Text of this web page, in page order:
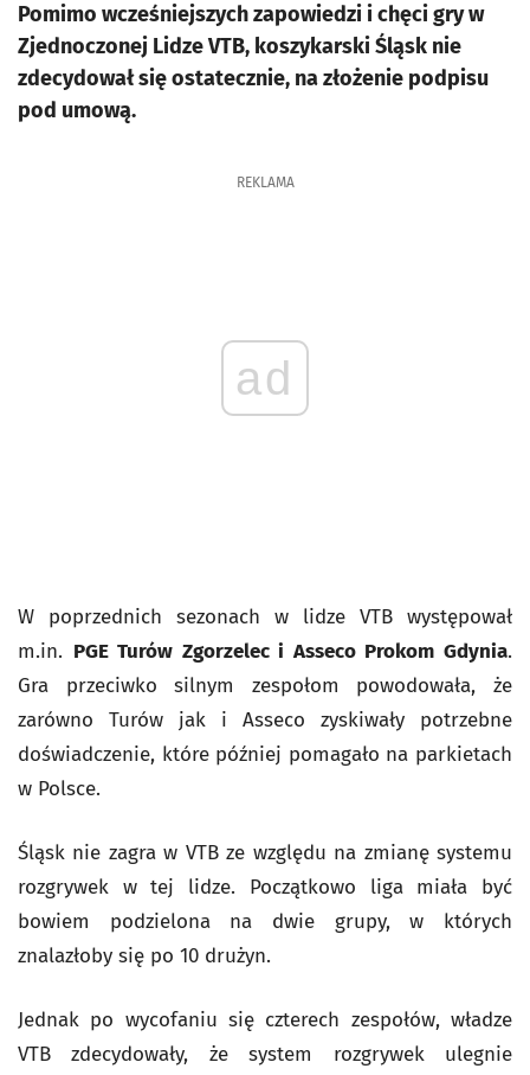
Pomimo wcześniejszych zapowiedzi i chęci gry w
Zjednoczonej Lidze VTB, koszykarski Śląsk nie
zdecydował się ostatecznie, na złożenie podpisu
pod umową.
REKLAMA
ad
W poprzednich sezonach w lidze VTB występował
m.in. PGE Turów Zgorzelec i Asseco Prokom Gdynia.
Gra przeciwko silnym zespołom powodowała, że
zarówno Turów jak i Asseco zyskiwały potrzebne
doświadczenie, które później pomagało na parkietach
w Polsce.
Śląsk nie zagra w VTB ze względu na zmianę systemu
rozgrywek w tej lidze. Początkowo liga miała być
bowiem podzielona na dwie grupy, w których
znalazłoby się po 10 drużyn.
Jednak po wycofaniu się czterech zespołów, władze
VTB zdecydowały, że system rozgrywek ulegnie